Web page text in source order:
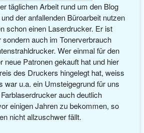
täglichen Arbeit rund um den Blog
der anfallenden Büroarbeit nutzen
schon einen Laserdrucker. Er ist
sondern auch im Tonerverbrauch
Wer einmal für den
neue Patronen gekauft hat und hier
des Druckers hingelegt hat, weiss
war u.a. ein Umsteigegrund für uns
auch deutlich
einigen Jahren zu bekommen, so
nicht allzuschwer fällt.